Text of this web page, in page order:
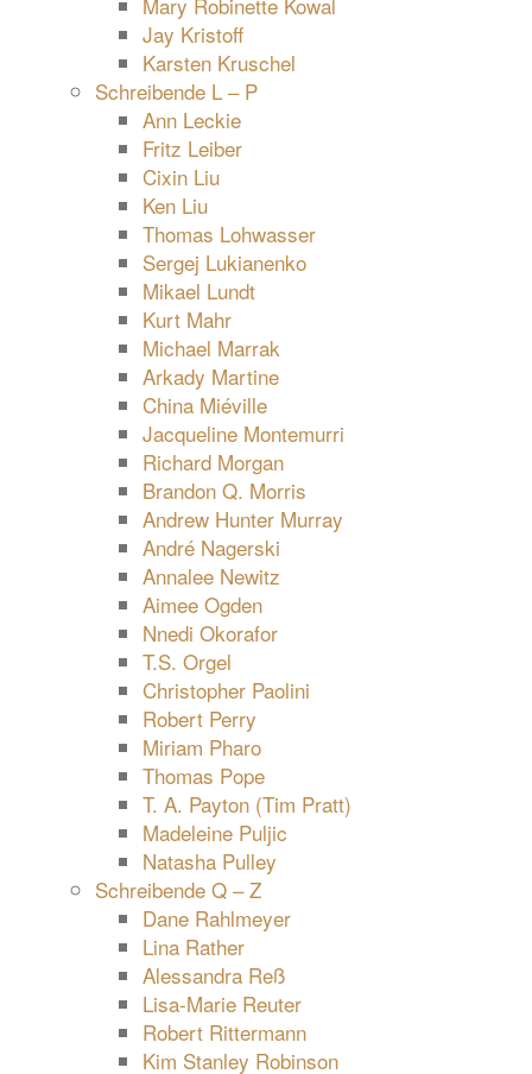
Jay Kristoff
Karsten Kruschel
Schreibende L – P
Ann Leckie
Fritz Leiber
Cixin Liu
Ken Liu
Thomas Lohwasser
Sergej Lukianenko
Mikael Lundt
Kurt Mahr
Michael Marrak
Arkady Martine
China Miéville
Jacqueline Montemurri
Richard Morgan
Brandon Q. Morris
Andrew Hunter Murray
André Nagerski
Annalee Newitz
Aimee Ogden
Nnedi Okorafor
T.S. Orgel
Christopher Paolini
Robert Perry
Miriam Pharo
Thomas Pope
T. A. Payton (Tim Pratt)
Madeleine Puljic
Natasha Pulley
Schreibende Q – Z
Dane Rahlmeyer
Lina Rather
Alessandra Reß
Lisa-Marie Reuter
Robert Rittermann
Kim Stanley Robinson